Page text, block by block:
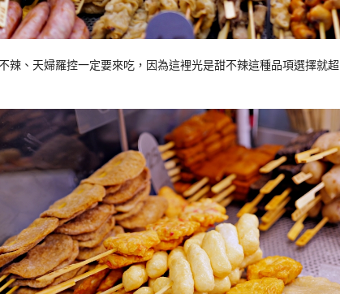
辣、天婦羅控一定要來吃，因為這裡光是甜不辣這種品項選擇就